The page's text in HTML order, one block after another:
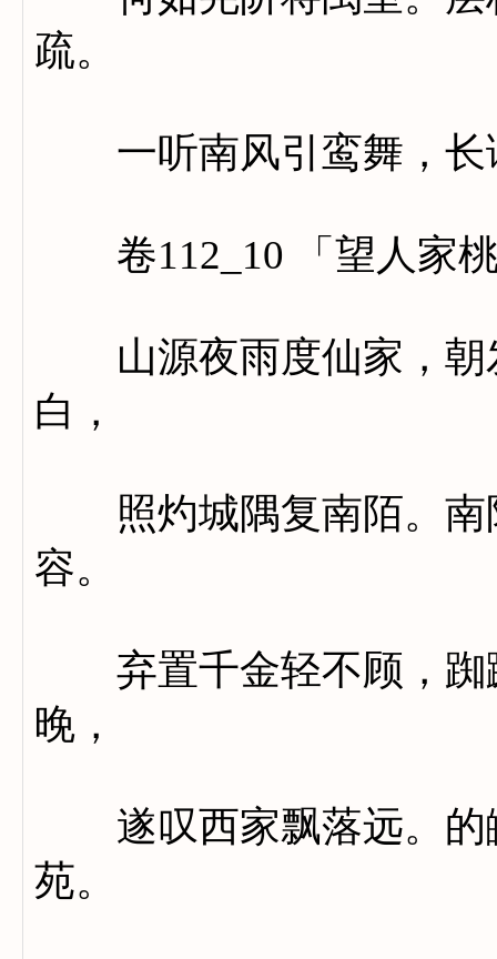
疏。
一听南风引鸾舞，长
卷112_10 「望人家桃
山源夜雨度仙家，朝
白，
照灼城隅复南陌。南
容。
弃置千金轻不顾，踟
晚，
遂叹西家飘落远。的
苑。